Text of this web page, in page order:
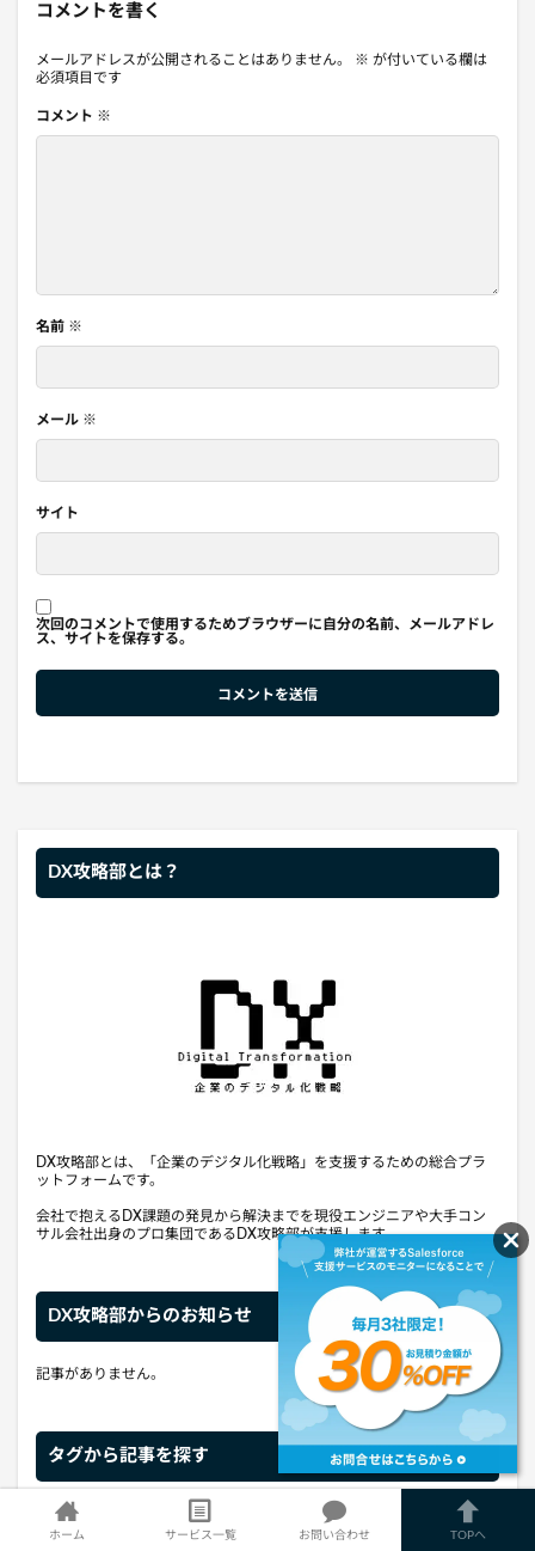
コメントを書く
メールアドレスが公開されることはありません。 ※ が付いている欄は
必須項目です
コメント ※
名前 ※
メール ※
サイト
次回のコメントで使用するためブラウザーに自分の名前、メールアドレ
ス、サイトを保存する。
DX攻略部とは？
DX攻略部とは、「企業のデジタル化戦略」を支援するための総合プラ
ットフォームです。
会社で抱えるDX課題の発見から解決までを現役エンジニアや大手コン
サル会社出身のプロ集団であるDX攻略部が支援します。
DX攻略部からのお知らせ
記事がありません。
タグから記事を探す
Salesforce（セールスフォース） (156)
ホーム サービス一覧 お問い合わせ TOPへ